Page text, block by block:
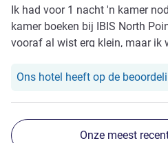
Ik had voor 1 nacht 'n kamer
kamer boeken bij IBIS North
vooraf al wist erg klein, maar ik
tegenover de bushalte van
wat te eten.
Ons hotel heeft op de
Onze meest